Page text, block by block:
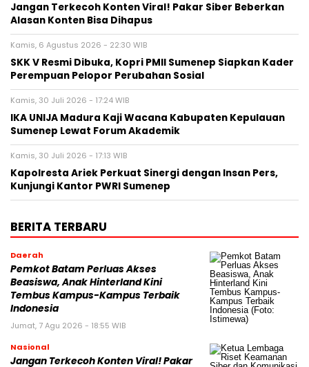
Jangan Terkecoh Konten Viral! Pakar Siber Beberkan
Alasan Konten Bisa Dihapus
Kamis, 6 Agustus 2026 - 22:30 WIB
SKK V Resmi Dibuka, Kopri PMII Sumenep Siapkan Kader
Perempuan Pelopor Perubahan Sosial
Kamis, 30 Juli 2026 - 17:24 WIB
IKA UNIJA Madura Kaji Wacana Kabupaten Kepulauan
Sumenep Lewat Forum Akademik
Kamis, 30 Juli 2026 - 17:13 WIB
Kapolresta Ariek Perkuat Sinergi dengan Insan Pers,
Kunjungi Kantor PWRI Sumenep
BERITA TERBARU
Daerah
Pemkot Batam Perluas Akses
Beasiswa, Anak Hinterland Kini
Tembus Kampus-Kampus Terbaik
Indonesia
Jumat, 7 Agu 2026 - 18:55 WIB
Nasional
Jangan Terkecoh Konten Viral! Pakar